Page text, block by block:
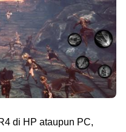
di HP ataupun PC,